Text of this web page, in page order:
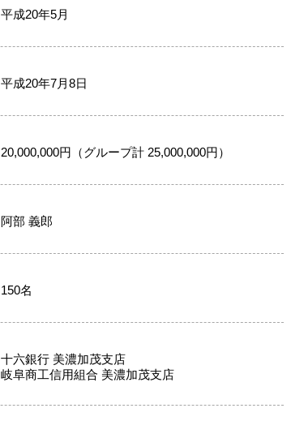
平成20年5月
平成20年7月8日
20,000,000円（グループ計 25,000,000円）
阿部 義郎
150名
十六銀行 美濃加茂支店
岐阜商工信用組合 美濃加茂支店